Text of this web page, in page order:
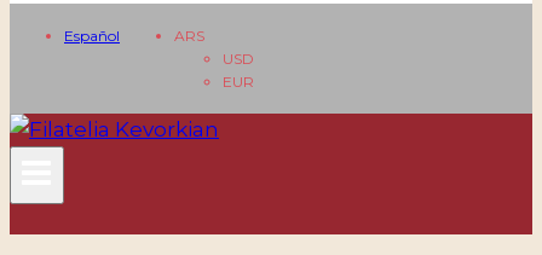
Español
ARS
USD
EUR